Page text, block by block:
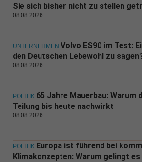
Sie sich bisher nicht zu stellen
08.08.2026
UNTERNEHMEN Volvo ES90 im Test:
den Deutschen Lebewohl zu
08.08.2026
POLITIK 65 Jahre Mauerbau: Warum
Teilung bis heute nachwirkt
08.08.2026
POLITIK Europa ist führend bei
Klimakonzepten: Warum gelingt